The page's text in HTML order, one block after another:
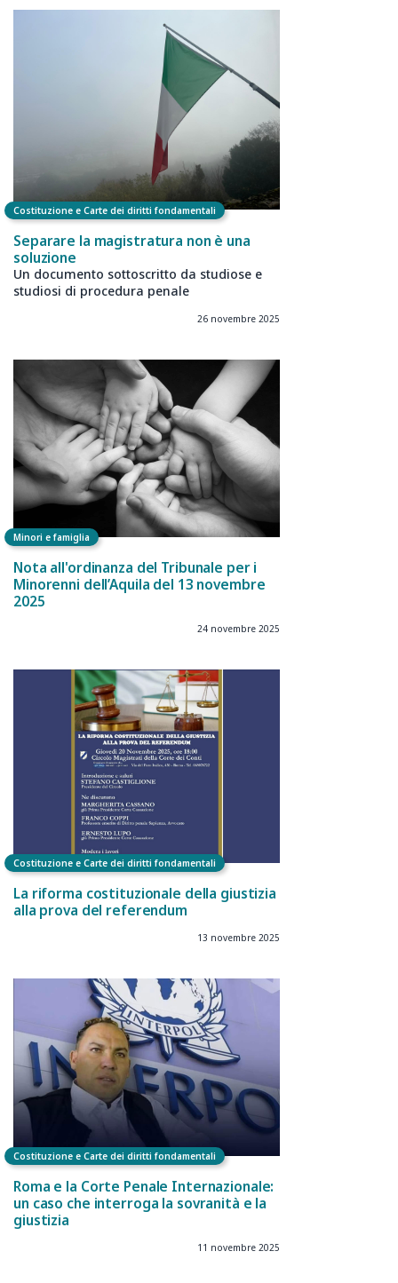
Costituzione e Carte dei diritti fondamentali
Separare la magistratura non è una
soluzione
Un documento sottoscritto da studiose e
studiosi di procedura penale
26 novembre 2025
Minori e famiglia
Nota all'ordinanza del Tribunale per i
Minorenni dell’Aquila del 13 novembre
2025
24 novembre 2025
Costituzione e Carte dei diritti fondamentali
La riforma costituzionale della giustizia
alla prova del referendum
13 novembre 2025
Costituzione e Carte dei diritti fondamentali
Roma e la Corte Penale Internazionale:
un caso che interroga la sovranità e la
giustizia
11 novembre 2025